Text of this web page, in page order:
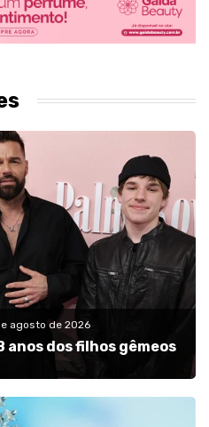
agosto de 2026
anos dos filhos gêmeos